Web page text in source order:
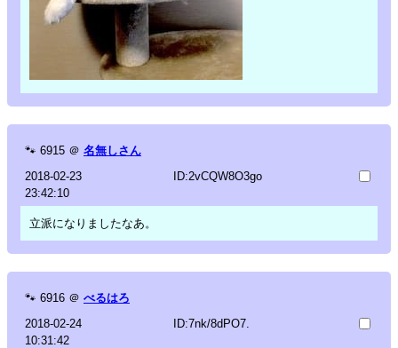
🐾 6915 ＠ 名無しさん
2018-02-23
23:42:10
ID:2vCQW8O3go
立派になりましたなあ。
🐾 6916 ＠ べるはろ
2018-02-24
10:31:42
ID:7nk/8dPO7.